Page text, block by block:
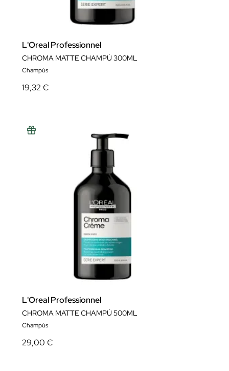
L'Oreal Professionnel
CHROMA MATTE CHAMPÚ 300ML
Champús
19,32 €
L'Oreal Professionnel
CHROMA MATTE CHAMPÚ 500ML
Champús
29,00 €